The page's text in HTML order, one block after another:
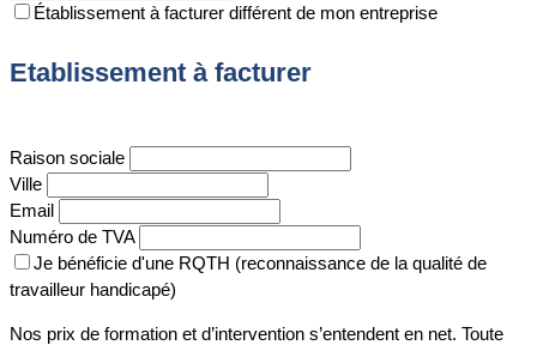
Établissement à facturer différent de mon entreprise
Etablissement à facturer
Raison sociale
Ville
Email
Numéro de TVA
Je bénéficie d'une RQTH (reconnaissance de la qualité de
travailleur handicapé)
Nos prix de formation et d’intervention s’entendent en net. Toute